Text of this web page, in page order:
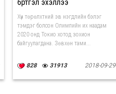
бүртгэл эхэллээ
Хүн төрөлхтний эв нэгдлийн бэлэг
тэмдэг болсон Олимпийн их наадам
2020 онд Токио хотод зохион
байгуулагдана. Зөвхөн тами...
828 31913 2018-09-29